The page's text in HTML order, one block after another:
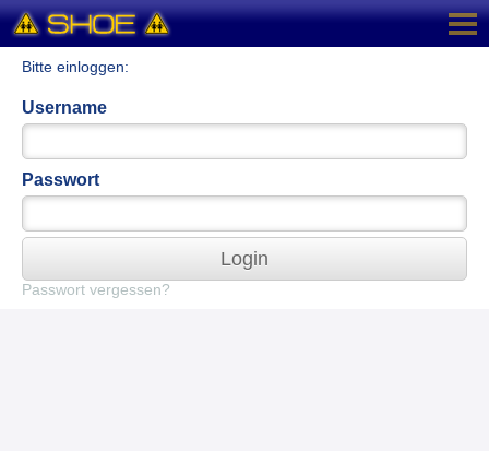
Bitte einloggen:
Username
Passwort
Login
Passwort vergessen?